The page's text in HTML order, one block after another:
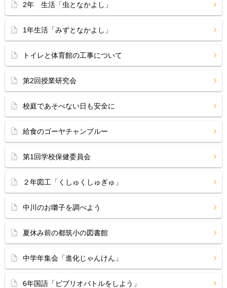
2年 生活「虫となかよし」
1年生活「みずとなかよし」
トイレと体育館の工事について
第2回授業研究会
校庭であそべない日も安全に
給食のゴーヤチャンプルー
第1回学校保健委員会
２年図工「くしゅくしゅぎゅ」
中川のお囃子を調べよう
夏休み前の都筑小の図書館
中学年集会「進化じゃんけん」
6年国語「ビブリオバトルをしよう」